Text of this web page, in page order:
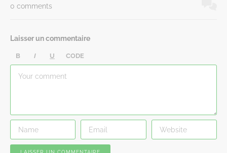
0 comments
Laisser un commentaire
B I U CODE